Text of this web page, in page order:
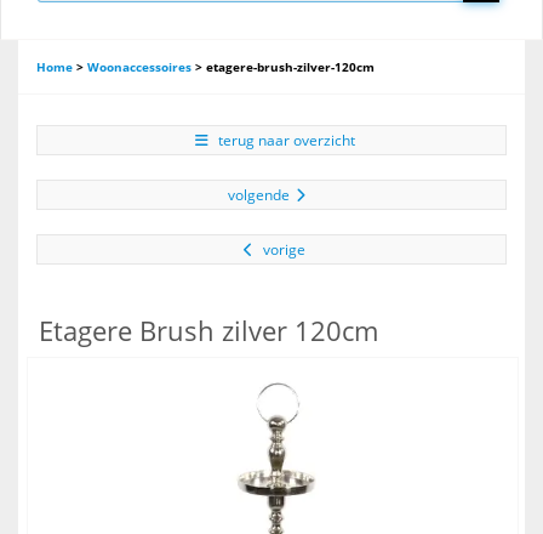
Home > Woonaccessoires > etagere-brush-zilver-120cm
terug naar overzicht
volgende
vorige
Etagere Brush zilver 120cm